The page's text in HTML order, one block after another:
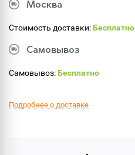
Москва
Стоимость доставки:Бесплатно
Самовывоз
Самовывоз:Бесплатно
Подробнее о доставке